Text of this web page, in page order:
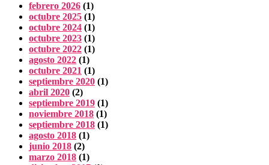
febrero 2026 (1)
octubre 2025 (1)
octubre 2024 (1)
octubre 2023 (1)
octubre 2022 (1)
agosto 2022 (1)
octubre 2021 (1)
septiembre 2020 (1)
abril 2020 (2)
septiembre 2019 (1)
noviembre 2018 (1)
septiembre 2018 (1)
agosto 2018 (1)
junio 2018 (2)
marzo 2018 (1)